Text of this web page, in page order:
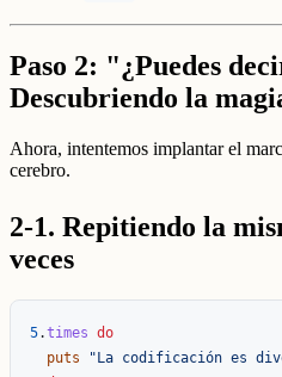
Paso 2: "¿Puedes
Descubriendo la
Ahora, intentemos implantar el
cerebro.
2-1. Repitiendo la
veces
5.times do
puts
"La codificación es